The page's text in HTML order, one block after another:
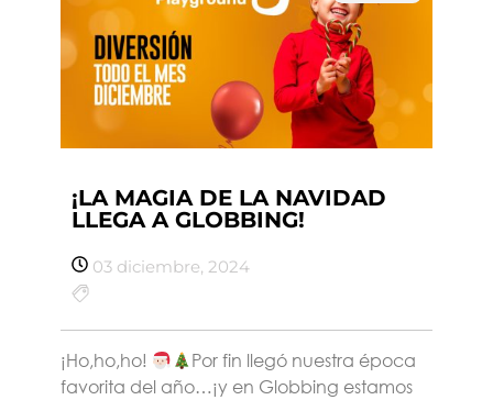
¡LA MAGIA DE LA NAVIDAD
LLEGA A GLOBBING!
03 diciembre, 2024
¡Ho,ho,ho!
Por fin llegó nuestra época
favorita del año…¡y en Globbing estamos